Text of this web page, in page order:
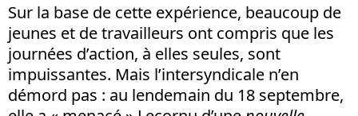
Sur la base de cette expérience, beaucoup de
jeunes et de travailleurs ont compris que les
journées d’action, à elles seules, sont
impuissantes. Mais l’intersyndicale n’en
démord pas : au lendemain du 18 septembre,